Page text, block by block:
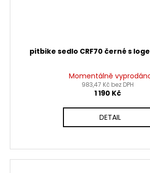
pitbike sedlo CRF70 černé s
Momentálně
983,47 Kč bez DPH
1 190 Kč
DETAIL